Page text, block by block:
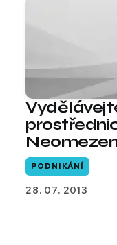
PODNIKÁNÍ
28. 07. 2013